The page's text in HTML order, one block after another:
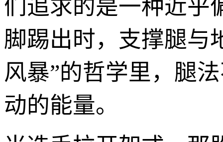
们追求的是一种近乎
脚踢出时，支撑腿与
风暴”的哲学里，腿
动的能量。